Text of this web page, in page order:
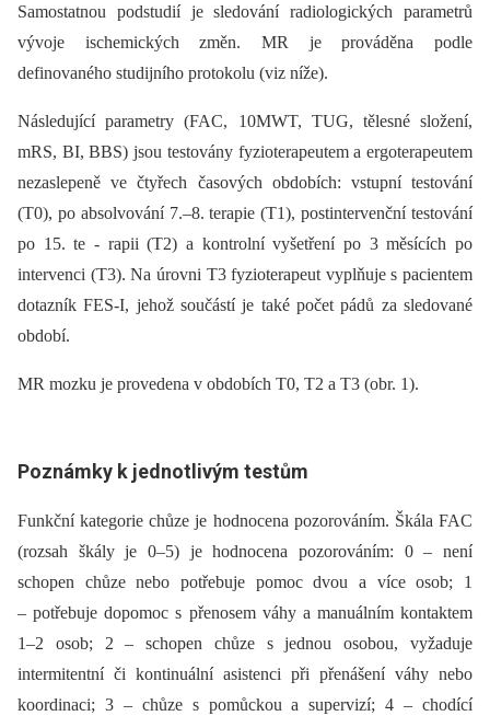
Samostatnou podstudií je sledování radiologických parametrů
vývoje ischemických změn. MR je prováděna podle
definovaného studijního protokolu (viz níže).
Následující parametry (FAC, 10MWT, TUG, tělesné složení,
mRS, BI, BBS) jsou testovány fyzioterapeutem a ergoterapeutem
nezaslepeně ve čtyřech časových obdobích: vstupní testování
(T0), po absolvování 7.–8. terapie (T1), postintervenční testování
po 15. te­ -⁠ rapii (T2) a kontrolní vyšetření po 3 měsících po
intervenci (T3). Na úrovni T3 fyzioterapeut vyplňuje s pacientem
dotazník FES-I, jehož součástí je také počet pádů za sledované
období.
MR mozku je provedena v obdobích T0, T2 a T3 (obr. 1).
Poznámky k jednotlivým testům
Funkční kategorie chůze je hodnocena pozorováním. Škála FAC
(rozsah škály je 0–5) je hodnocena pozorováním: 0 –⁠ není
schopen chůze nebo potřebuje pomoc dvou a více osob; 1
–⁠ potřebuje dopomoc s přenosem váhy a manuálním kontaktem
1–2 osob; 2 –⁠ schopen chůze s jednou osobou, vyžaduje
intermitentní či kontinuální asistenci při přenášení váhy nebo
koordinaci; 3 –⁠ chůze s pomůckou a supervizí; 4 –⁠ chodící